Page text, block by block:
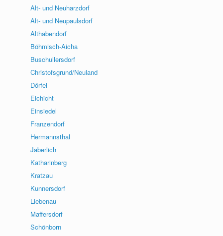
Alt- und Neuharzdorf
Alt- und Neupaulsdorf
Althabendorf
Böhmisch-Aicha
Buschullersdorf
Christofsgrund/Neuland
Dörfel
Eichicht
Einsiedel
Franzendorf
Hermannsthal
Jaberlich
Katharinberg
Kratzau
Kunnersdorf
Liebenau
Maffersdorf
Schönborn